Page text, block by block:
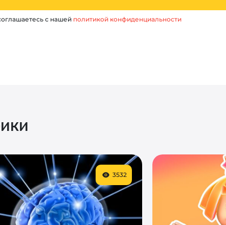
с нашей политикой конфиденциальности
3532